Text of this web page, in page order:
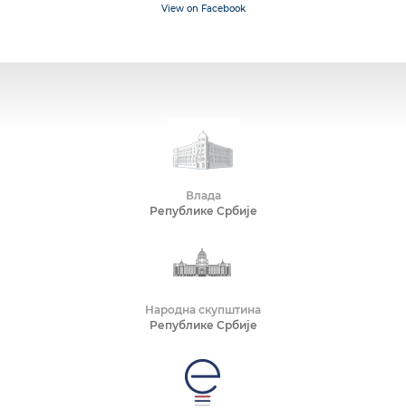
View on Facebook
Влада
Републике Србије
Народна скупштина
Републике Србије